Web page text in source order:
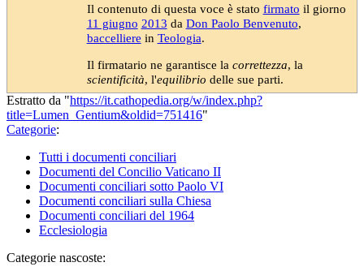
Il contenuto di questa voce è stato firmato il giorno
11 giugno 2013 da Don Paolo Benvenuto,
baccelliere in Teologia.
Il firmatario ne garantisce la correttezza, la
scientificità, l'equilibrio delle sue parti.
Estratto da "https://it.cathopedia.org/w/index.php?
title=Lumen_Gentium&oldid=751416"
Categorie:
Tutti i documenti conciliari
Documenti del Concilio Vaticano II
Documenti conciliari sotto Paolo VI
Documenti conciliari sulla Chiesa
Documenti conciliari del 1964
Ecclesiologia
Categorie nascoste: